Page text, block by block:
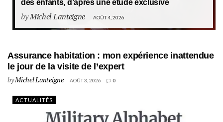
des enfants, d’après une étude exclusive
byMichel Lanteigne AOÛT 4, 2026
Assurance habitation : mon expérience inattendue
le jour de la visite de l’expert
byMichel Lanteigne AOÛT 3, 2026 0
ACTUALITÉS